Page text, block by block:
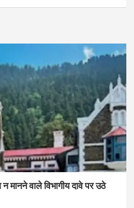
न मानने वाले विभागीय दावे पर उठे